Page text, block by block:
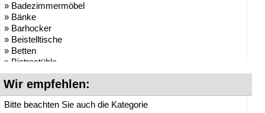
» Badezimmermöbel
» Bänke
» Barhocker
» Beistelltische
» Betten
» Bistrostühle
» Bistrotische
» Boxspringbetten
» Bürocontainer
» Büromöbel
Wir empfehlen:
Bitte beachten Sie auch die Kategorie